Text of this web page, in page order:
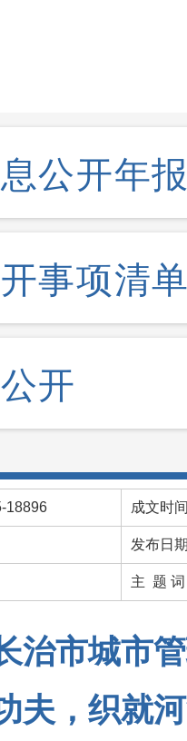
公开年
事项清
开
18896 成文时
发布日
主 题 词
治市城市
夫，织就